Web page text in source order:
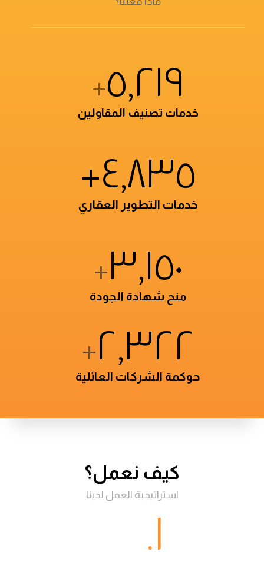
٥,٢١٩+
خدمات تصنيف المقاولين
٤,٨٣٥+
خدمات التطوير العقاري
٣,١٥٠+
منح شهادة الجودة
٢,٣٢٢+
حوكمة الشركات العائلية
كيف نعمل؟
استراتيجية العمل لدينا
١.